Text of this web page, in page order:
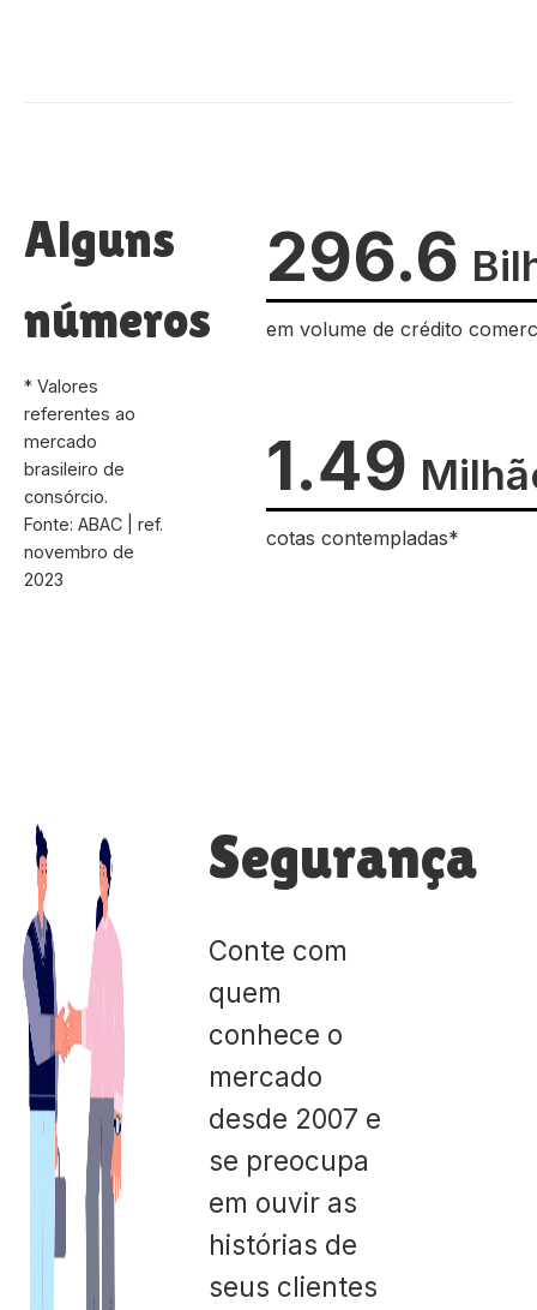
Alguns
números
* Valores
referentes ao
mercado
brasileiro de
consórcio.
Fonte: ABAC | ref.
novembro de
2023
296.6
em volume de crédito
1.49
cotas contempladas*
Segurança
Conte com
quem
conhece o
mercado
desde 2007 e
se preocupa
em ouvir as
histórias de
seus clientes